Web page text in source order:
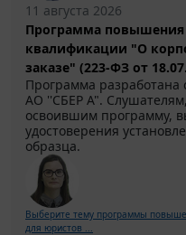
11 августа 2026
Программа повышения
квалификации "О
заказе" (223-ФЗ от
Программа разработана
АО ''СБЕР А".
освоившим программу,
удостоверения
образца.
Выберите тему программы
для юристов ...